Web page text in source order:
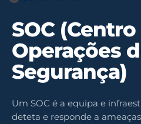
SOC
Operações
Segurança)
Um SOC é a equipa e
deteta e responde a